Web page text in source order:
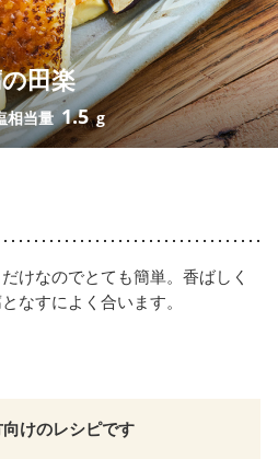
田楽
相当量 1.5 g
けなのでとても簡単。香ばしく
なすによく合います。
けのレシピです